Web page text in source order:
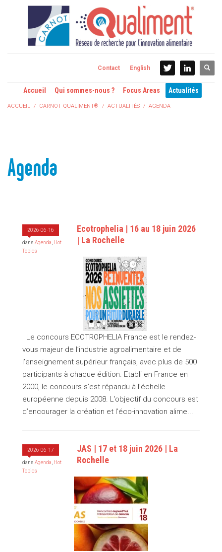
Contact English
Accueil Qui sommes-nous ? Focus Areas Actualités
ACCUEIL CARNOT QUALIMENT® ACTUALITÉS AGENDA
Agenda
2026-06-16
dans Agenda Hot
Topics
Ecotrophelia | 16 au 18 juin 2026
| La Rochelle
Le concours ECOTROPHELIA France est le rendez-
vous majeur de l’industrie agroalimentaire et de
l’enseignement supérieur français, avec plus de 500
participants à chaque édition. Etabli en France en
2000, le concours s’est répandu à l’échelle
européenne depuis 2008. L’objectif du concours est
d’encourager la création et l’éco-innovation alime...
2026-06-17
dans Agenda Hot
Topics
JAS | 17 et 18 juin 2026 | La
Rochelle